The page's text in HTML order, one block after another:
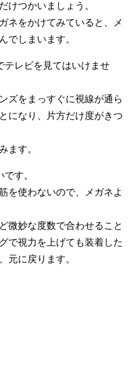
けつかいましょう。
ネをかけてみていると、メ
でしまいます。
テレビを見てはいけませ
ズをまっすぐに視線が通ら
になり、片方だけ度がきつ
ます。
す。
を使わないので、メガネよ
微妙な度数で合わせること
で視力を上げても装着した
元に戻ります。